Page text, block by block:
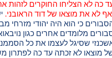
כה לא הצליחו החוקרים לזהות
לא את מוצאו של דוד הראובני.
כי הוא היה יהודי מזרחי
מלומדים אחרים כגון
שסיגל לעצמו את כל
מוצאו לא זכתה עד כה לפתרון